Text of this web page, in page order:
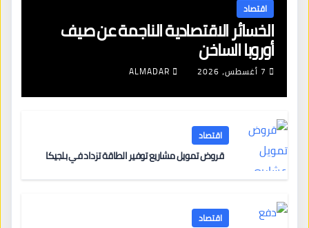
اقتصاد
الخسائر الاقتصادية الناجمة عن صيف
أوروبا الساخن
7 أغسطس، 2026 ALMADAR
اقتصاد
قروض تمويل مشاريع توفير الطاقة تزداد في بلجيكا
اقتصاد